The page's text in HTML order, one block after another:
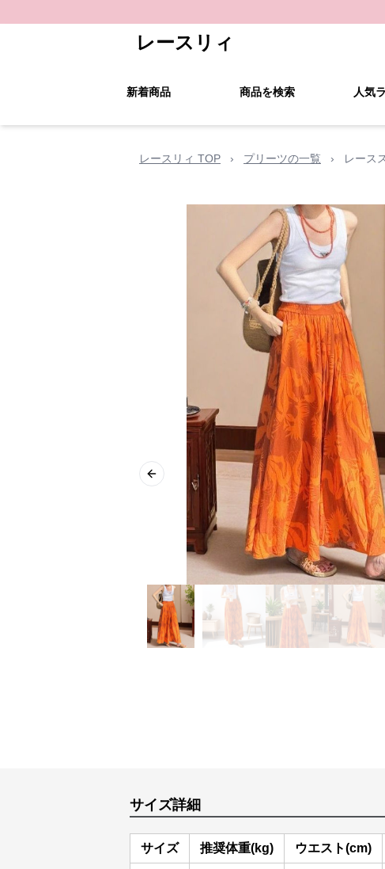
レースリィ
新着商品 商品を検索 人気
レースリィ TOP › プリーツの一覧 › レース
Previous slide
サイズ詳細
サイズ 推奨体重(kg) ウエスト(cm)